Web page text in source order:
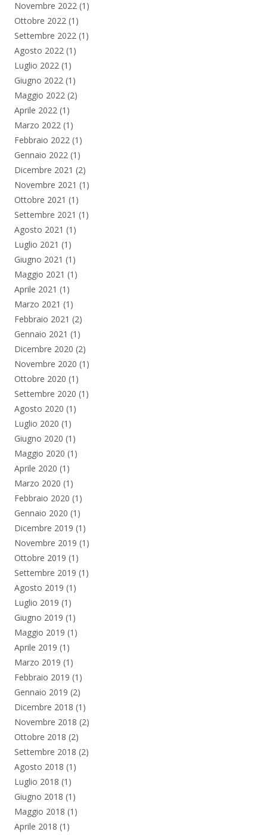
Novembre 2022 (1)
Ottobre 2022 (1)
Settembre 2022 (1)
Agosto 2022 (1)
Luglio 2022 (1)
Giugno 2022 (1)
Maggio 2022 (2)
Aprile 2022 (1)
Marzo 2022 (1)
Febbraio 2022 (1)
Gennaio 2022 (1)
Dicembre 2021 (2)
Novembre 2021 (1)
Ottobre 2021 (1)
Settembre 2021 (1)
Agosto 2021 (1)
Luglio 2021 (1)
Giugno 2021 (1)
Maggio 2021 (1)
Aprile 2021 (1)
Marzo 2021 (1)
Febbraio 2021 (2)
Gennaio 2021 (1)
Dicembre 2020 (2)
Novembre 2020 (1)
Ottobre 2020 (1)
Settembre 2020 (1)
Agosto 2020 (1)
Luglio 2020 (1)
Giugno 2020 (1)
Maggio 2020 (1)
Aprile 2020 (1)
Marzo 2020 (1)
Febbraio 2020 (1)
Gennaio 2020 (1)
Dicembre 2019 (1)
Novembre 2019 (1)
Ottobre 2019 (1)
Settembre 2019 (1)
Agosto 2019 (1)
Luglio 2019 (1)
Giugno 2019 (1)
Maggio 2019 (1)
Aprile 2019 (1)
Marzo 2019 (1)
Febbraio 2019 (1)
Gennaio 2019 (2)
Dicembre 2018 (1)
Novembre 2018 (2)
Ottobre 2018 (2)
Settembre 2018 (2)
Agosto 2018 (1)
Luglio 2018 (1)
Giugno 2018 (1)
Maggio 2018 (1)
Aprile 2018 (1)